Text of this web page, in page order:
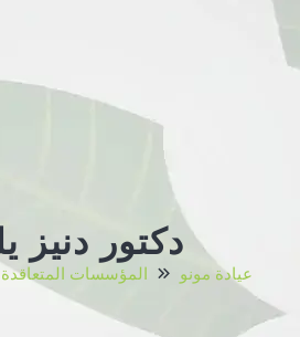
دكتور دنيز
عيادة مونو المؤسسات المتعاقدة